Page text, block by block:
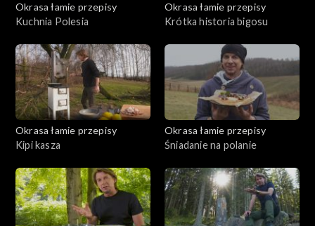
Okrasa łamie przepisy
Kuchnia Polesia
Okrasa łamie przepisy
Krótka historia bigosu
Okrasa łamie przepisy
Kipi kasza
Okrasa łamie przepisy
Śniadanie na polanie